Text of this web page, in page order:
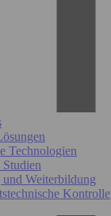
Technologien
und Weiterbildung
Kontrolle